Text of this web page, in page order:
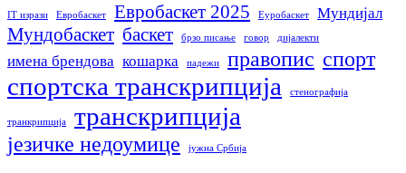
IT изрази Евробаскет Евробаскет 2025 Еуробаскет Мундијал
Мундобаскет баскет брзо писање говор дијалекти
имена брендова кошарка падежи правопис спорт
спортска транскрипција стенографија
транкрипција транскрипција
језичке недоумице јужна Србија